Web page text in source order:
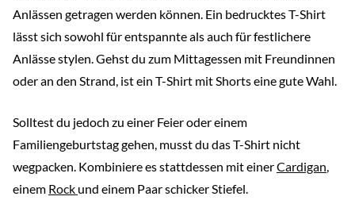
Anlässen getragen werden können. Ein bedrucktes T-Shirt
lässt sich sowohl für entspannte als auch für festlichere
Anlässe stylen. Gehst du zum Mittagessen mit Freundinnen
oder an den Strand, ist ein T-Shirt mit Shorts eine gute Wahl.
Solltest du jedoch zu einer Feier oder einem
Familiengeburtstag gehen, musst du das T-Shirt nicht
wegpacken. Kombiniere es stattdessen mit einerCardigan,
einem Rock und einem Paar schicker Stiefel.